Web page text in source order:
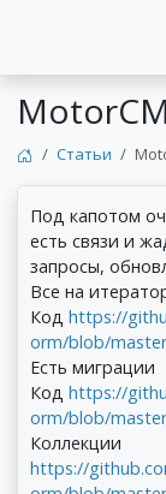
Статьи
Под капотом
есть связи и
запросы,
Все на
Кодhttps://
orm/blob/
Есть миграции
Кодhttps://
orm/blob/
Коллекции
https://